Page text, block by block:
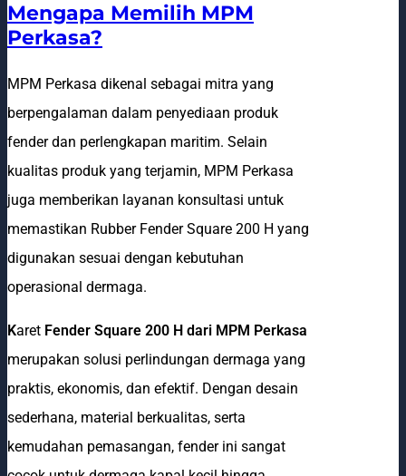
Mengapa Memilih MPM
Perkasa?
MPM Perkasa dikenal sebagai mitra yang
berpengalaman dalam penyediaan produk
fender dan perlengkapan maritim. Selain
kualitas produk yang terjamin, MPM Perkasa
juga memberikan layanan konsultasi untuk
memastikan Rubber Fender Square 200 H yang
digunakan sesuai dengan kebutuhan
operasional dermaga.
Karet Fender Square 200 H dari MPM Perkasa
merupakan solusi perlindungan dermaga yang
praktis, ekonomis, dan efektif. Dengan desain
sederhana, material berkualitas, serta
kemudahan pemasangan, fender ini sangat